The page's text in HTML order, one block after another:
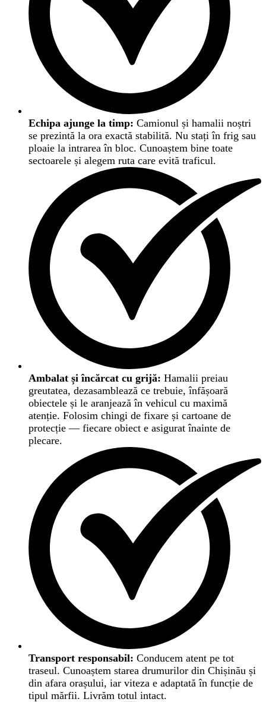
Echipa ajunge la timp: Camionul și hamalii noștri
se prezintă la ora exactă stabilită. Nu stați în frig sau
ploaie la intrarea în bloc. Cunoaștem bine toate
sectoarele și alegem ruta care evită traficul.
Ambalat și încărcat cu grijă: Hamalii preiau
greutatea, dezasamblează ce trebuie, înfășoară
obiectele și le aranjează în vehicul cu maximă
atenție. Folosim chingi de fixare și cartoane de
protecție — fiecare obiect e asigurat înainte de
plecare.
Transport responsabil: Conducem atent pe tot
traseul. Cunoaștem starea drumurilor din Chișinău și
din afara orașului, iar viteza e adaptată în funcție de
tipul mărfii. Livrăm totul intact.